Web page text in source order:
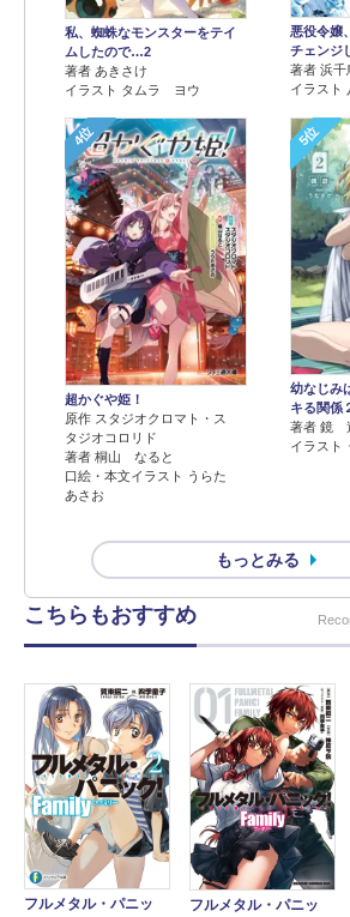
私、蜘蛛なモンスターをテイ
ムしたので…2
著者 あきさけ
イラスト タムラ ヨウ
悪役令嬢
チェンジ
著者 浜千
イラスト
4位
超かぐや姫！
原作 スタジオクロマト・ス
タジオコロリド
著者 桐山 なると
口絵・本文イラスト うらた
あさお
5位
幼なじみ
キる関係
著者 鏡
イラスト
もっとみる
こちらもおすすめ
フルメタル・パニッ
フルメタル・パニッ